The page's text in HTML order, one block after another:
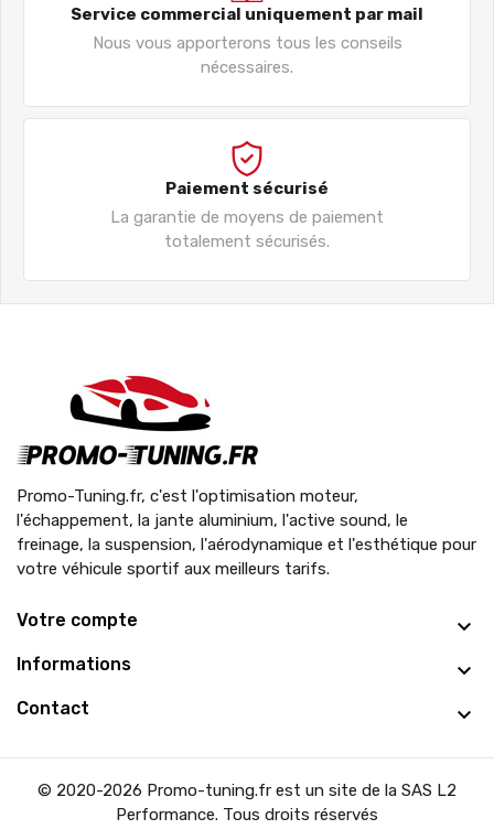
Service commercial uniquement par mail
Nous vous apporterons tous les conseils
nécessaires.
Paiement sécurisé
La garantie de moyens de paiement
totalement sécurisés.
Promo-Tuning.fr, c'est l'optimisation moteur,
l'échappement, la jante aluminium, l'active sound, le
freinage, la suspension, l'aérodynamique et l'esthétique pour
votre véhicule sportif aux meilleurs tarifs.
Votre compte
Informations
Contact
© 2020-2026 Promo-tuning.fr est un site de la SAS L2
Performance. Tous droits réservés